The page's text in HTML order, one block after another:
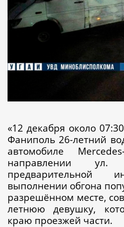
«12 декабря около
Фаниполь 26-летний
автомобиле
направлении ул.
предварительной
выполнении обгона
разрешённом месте,
летнюю девушку,
краю проезжей части.